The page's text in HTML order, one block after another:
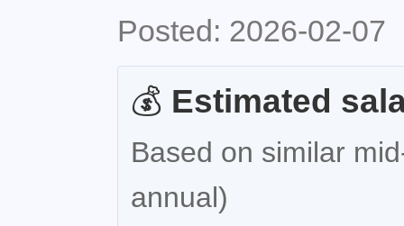
Posted: 2026-02-07
💰 Estimated
Based on similar
annual)